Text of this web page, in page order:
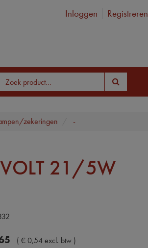
Inloggen Registreren
zekeringen -
21/5W
(€0,54excl. btw )